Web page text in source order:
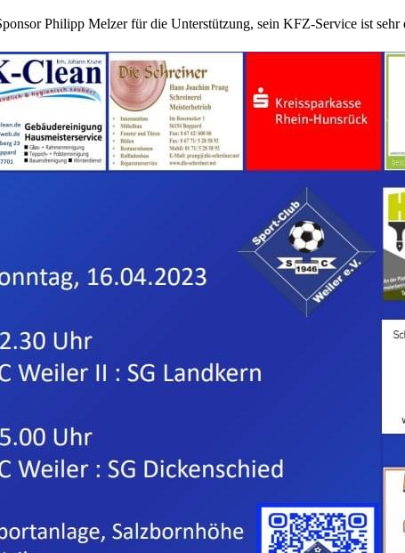
Philipp Melzer für die Unterstützung, sein KFZ-Service ist sehr